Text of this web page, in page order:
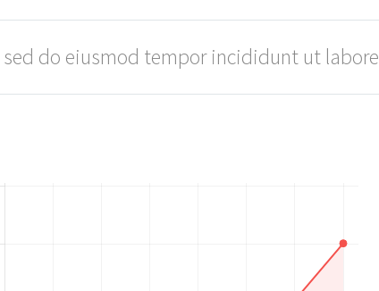
do eiusmod tempor incididunt ut labore